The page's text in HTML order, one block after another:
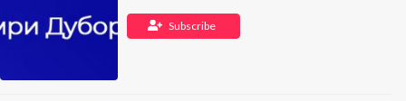
Subscribe